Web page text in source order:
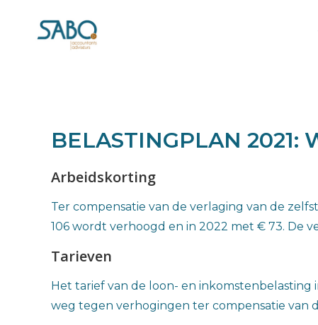
BELASTINGPLAN 2021:
Arbeidskorting
Ter compensatie van de verlaging van de
106 wordt verhoogd en in 2022 met € 73. De
Tarieven
Het tarief van de loon- en
weg tegen verhogingen ter compensatie